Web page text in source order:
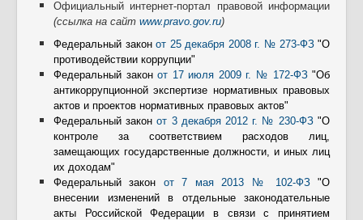
Официальный интернет-портал правовой информации
(ссылка на сайт www.pravo. gov. ru)
Федеральный закон от 25 декабря 2008 г. № 273-ФЗ"О
противодействии коррупции"
Федеральный закон от 17 июля 2009 г. № 172-ФЗ"Об
антикоррупционной экспертизе нормативных правовых
актов и проектов нормативных правовых актов"
Федеральный законот 3 декабря 2012 г. № 230-ФЗ"О
контроле за соответствием расходов лиц,
замещающих государственные должности, и иных лиц
их доходам"
Федеральный закон от 7 мая 2013 № 102-ФЗ"О
внесении изменений в отдельные законодательные
акты Российской Федерации в связи с принятием